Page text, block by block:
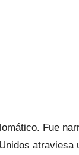
Fue
atraviesa